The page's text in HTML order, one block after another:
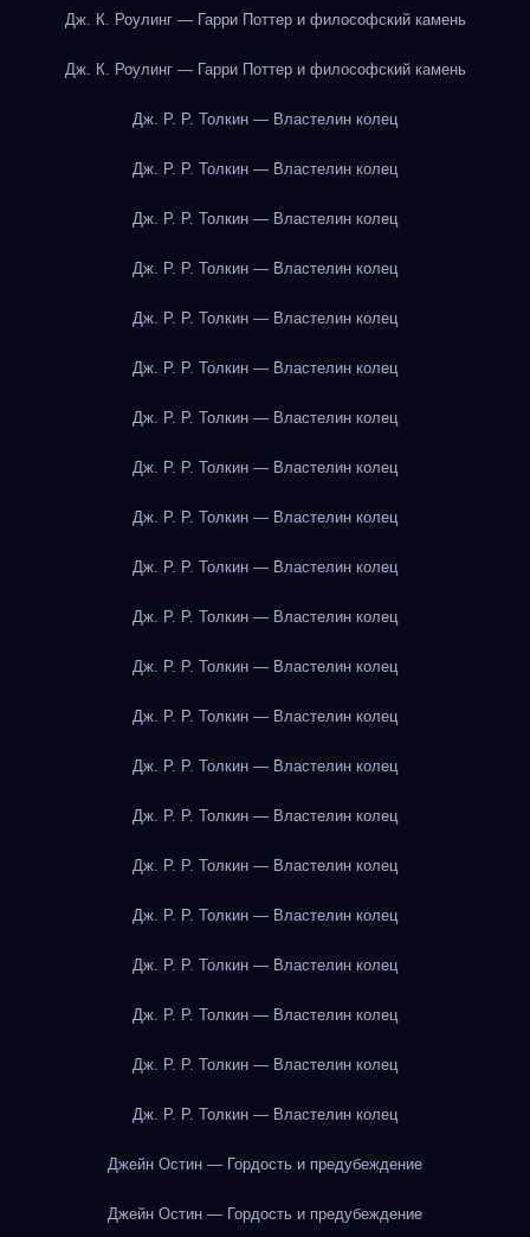
Дж. К. Роулинг — Гарри Поттер и философский камень
Дж. К. Роулинг — Гарри Поттер и философский камень
Дж. Р. Р. Толкин — Властелин колец
Дж. Р. Р. Толкин — Властелин колец
Дж. Р. Р. Толкин — Властелин колец
Дж. Р. Р. Толкин — Властелин колец
Дж. Р. Р. Толкин — Властелин колец
Дж. Р. Р. Толкин — Властелин колец
Дж. Р. Р. Толкин — Властелин колец
Дж. Р. Р. Толкин — Властелин колец
Дж. Р. Р. Толкин — Властелин колец
Дж. Р. Р. Толкин — Властелин колец
Дж. Р. Р. Толкин — Властелин колец
Дж. Р. Р. Толкин — Властелин колец
Дж. Р. Р. Толкин — Властелин колец
Дж. Р. Р. Толкин — Властелин колец
Дж. Р. Р. Толкин — Властелин колец
Дж. Р. Р. Толкин — Властелин колец
Дж. Р. Р. Толкин — Властелин колец
Дж. Р. Р. Толкин — Властелин колец
Дж. Р. Р. Толкин — Властелин колец
Дж. Р. Р. Толкин — Властелин колец
Дж. Р. Р. Толкин — Властелин колец
Джейн Остин — Гордость и предубеждение
Джейн Остин — Гордость и предубеждение